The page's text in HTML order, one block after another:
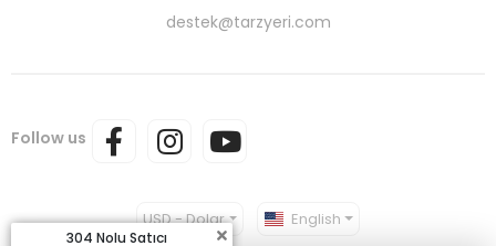
destek@tarzyeri.com
Follow us
USD - Dolar English
304 Nolu Satıcı